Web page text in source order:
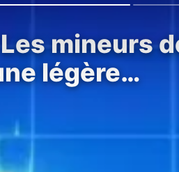
mineurs
légère…